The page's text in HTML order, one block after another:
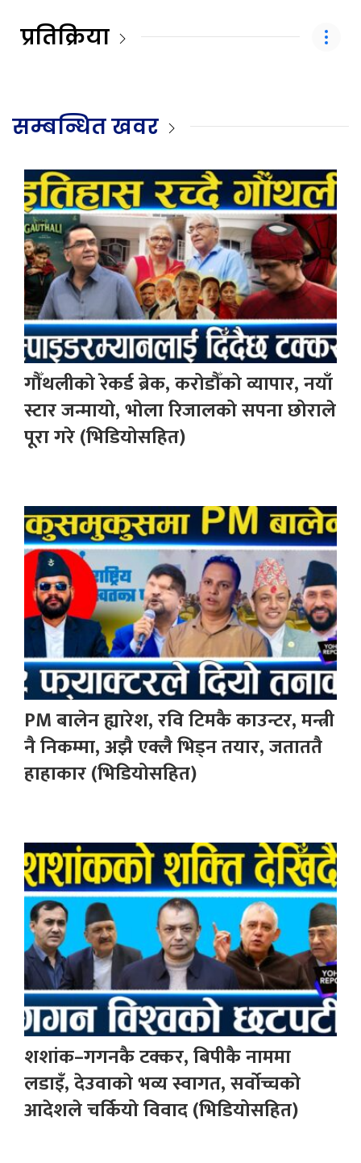
प्रतिक्रिया
सम्बन्धित खवर
गौँथलीको रेकर्ड ब्रेक, करोडौँको व्यापार, नयाँ
स्टार जन्मायो, भोला रिजालको सपना छोराले
पूरा गरे (भिडियोसहित)
PM बालेन ह्यारेश, रवि टिमकै काउन्टर, मन्त्री
नै निकम्मा, अझै एक्लै भिड्न तयार, जताततै
हाहाकार (भिडियोसहित)
शशांक–गगनकै टक्कर, बिपीकै नाममा
लडाइँ, देउवाको भव्य स्वागत, सर्वोच्चको
आदेशले चर्कियो विवाद (भिडियोसहित)